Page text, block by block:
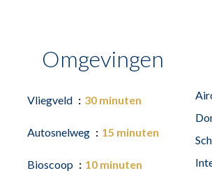
Omgevingen
Vliegveld 30 minuten
Autosnelweg 15 minuten
Bioscoop 10 minuten